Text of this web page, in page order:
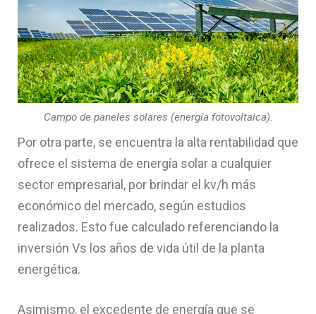
Campo de paneles solares (energía fotovoltaica).
Por otra parte, se encuentra la alta rentabilidad que
ofrece el sistema de energía solar a cualquier
sector empresarial, por brindar el kv/h más
económico del mercado, según estudios
realizados. Esto fue calculado referenciando la
inversión Vs los años de vida útil de la planta
energética.
Asimismo, el excedente de energía que se